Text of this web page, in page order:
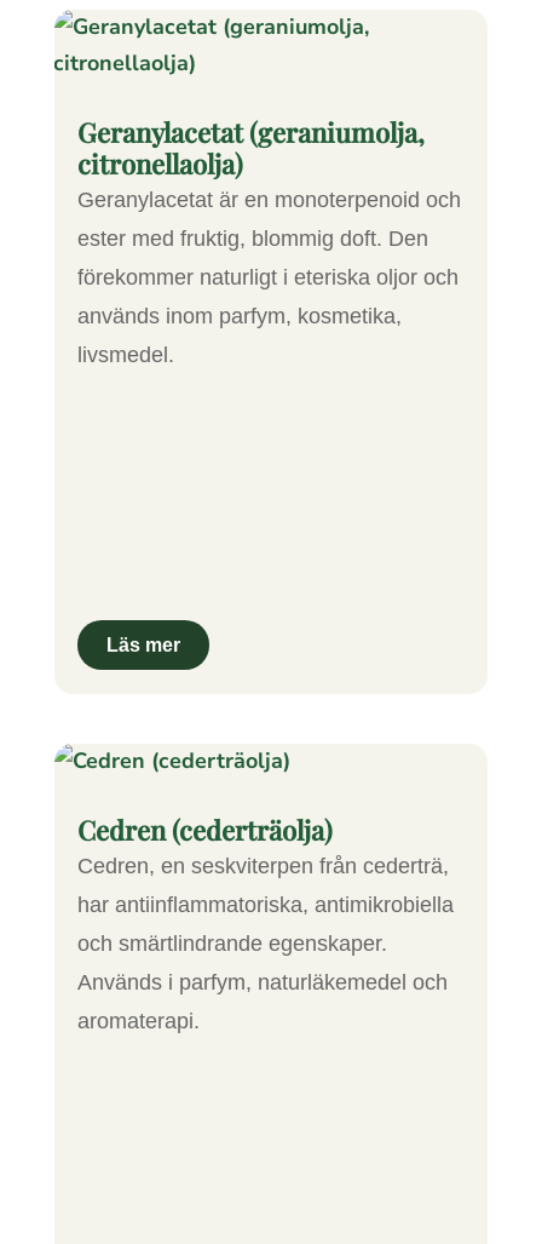
Geranylacetat (geraniumolja,
citronellaolja)
Geranylacetat är en monoterpenoid och
ester med fruktig, blommig doft. Den
förekommer naturligt i eteriska oljor och
används inom parfym, kosmetika,
livsmedel.
Cedren (cederträolja)
Cedren, en seskviterpen från cederträ,
har antiinflammatoriska, antimikrobiella
och smärtlindrande egenskaper.
Används i parfym, naturläkemedel och
aromaterapi.